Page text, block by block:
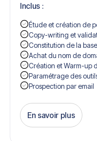
Inclus :
Étude et création de
Copy-writing et
Constitution de la
Achat du nom de
Création et Warm-up
Paramétrage des
Prospection par email
En savoir plus
Get Started